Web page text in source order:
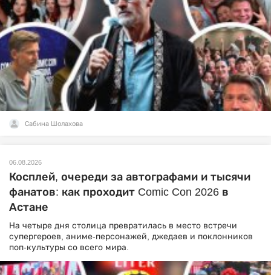
Сабина Шолахова
06.08.2026
Косплей, очереди за автографами и тысячи
фанатов: как проходит Comic Con 2026 в
Астане
На четыре дня столица превратилась в место встречи
супергероев, аниме-персонажей, джедаев и поклонников
поп-культуры со всего мира.